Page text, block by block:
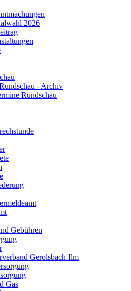
2026
- Archiv
Rundschau
Gebühren
Gerolsbach-Ilm
Gas